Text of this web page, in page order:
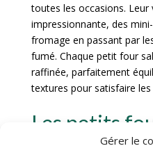
Gérer le
toutes les occasions.
impressionnante, des
fromage en passant par
fumé. Chaque petit four
raffinée, parfaitement
textures pour satisfaire
Les petits